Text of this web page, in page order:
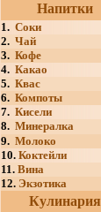
Напитки
1. Соки
2. Чай
3. Кофе
4. Какао
5. Квас
6. Компоты
7. Кисели
8. Минералка
9. Молоко
10. Коктейли
11. Вина
12. Экзотика
Кулинария